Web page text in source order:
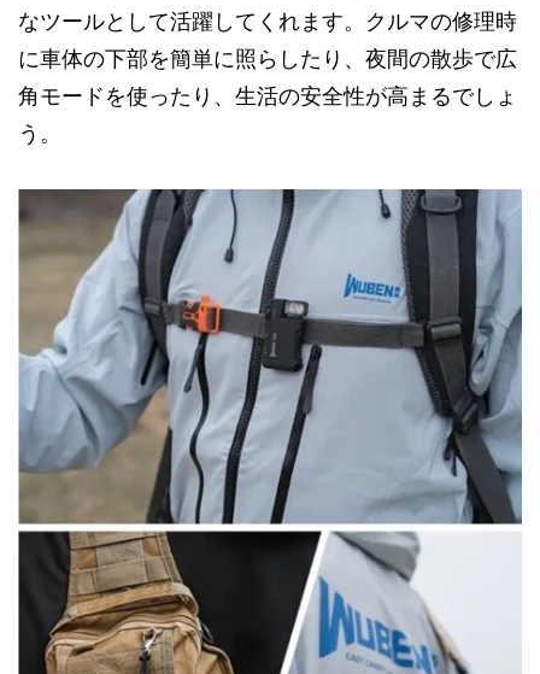
なツールとして活躍してくれます。クルマの修理時
に車体の下部を簡単に照らしたり、夜間の散歩で広
角モードを使ったり、生活の安全性が高まるでしょ
う。